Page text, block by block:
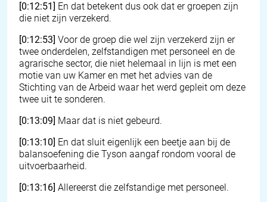
[0:12:51] En dat betekent dus ook dat er groepen zijn
die niet zijn verzekerd.
[0:12:53] Voor de groep die wel zijn verzekerd zijn er
twee onderdelen, zelfstandigen met personeel en de
agrarische sector, die niet helemaal in lijn is met een
motie van uw Kamer en met het advies van de
Stichting van de Arbeid waar het werd gepleit om deze
twee uit te sonderen.
[0:13:09] Maar dat is niet gebeurd.
[0:13:10] En dat sluit eigenlijk een beetje aan bij de
balansoefening die Tyson aangaf rondom vooral de
uitvoerbaarheid.
[0:13:16] Allereerst die zelfstandige met personeel.